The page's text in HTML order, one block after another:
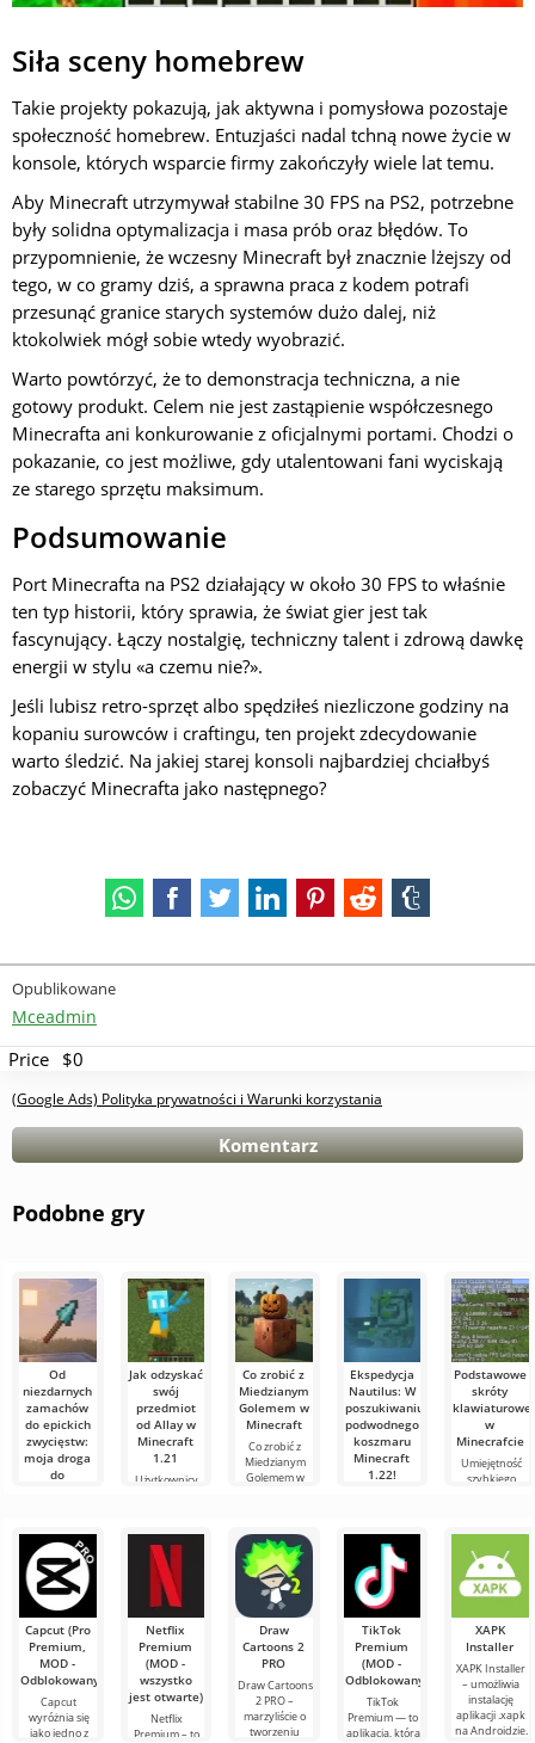
Siła sceny homebrew
Takie projekty pokazują, jak aktywna i pomysłowa pozostaje
społeczność homebrew. Entuzjaści nadal tchną nowe życie w
konsole, których wsparcie firmy zakończyły wiele lat temu.
Aby Minecraft utrzymywał stabilne 30 FPS na PS2, potrzebne
były solidna optymalizacja i masa prób oraz błędów. To
przypomnienie, że wczesny Minecraft był znacznie lżejszy od
tego, w co gramy dziś, a sprawna praca z kodem potrafi
przesunąć granice starych systemów dużo dalej, niż
ktokolwiek mógł sobie wtedy wyobrazić.
Warto powtórzyć, że to demonstracja techniczna, a nie
gotowy produkt. Celem nie jest zastąpienie współczesnego
Minecrafta ani konkurowanie z oficjalnymi portami. Chodzi o
pokazanie, co jest możliwe, gdy utalentowani fani wyciskają
ze starego sprzętu maksimum.
Podsumowanie
Port Minecrafta na PS2 działający w około 30 FPS to właśnie
ten typ historii, który sprawia, że świat gier jest tak
fascynujący. Łączy nostalgię, techniczny talent i zdrową dawkę
energii w stylu «a czemu nie?».
Jeśli lubisz retro-sprzęt albo spędziłeś niezliczone godziny na
kopaniu surowców i craftingu, ten projekt zdecydowanie
warto śledzić. Na jakiej starej konsoli najbardziej chciałbyś
zobaczyć Minecrafta jako następnego?
Opublikowane
Mceadmin
Price $0
(Google Ads) Polityka prywatności i Warunki korzystania
Komentarz
Podobne gry
Od
niezdarnych
zamachów
do epickich
zwycięstw:
moja droga
do
Minecraft
Witajcie,
eksperymentatorzy
świata
sześcianów!
Dziś
postanowiłem
założyć mój
wyimaginowany
biały
Jak odzyskać
swój
przedmiot
od Allay w
Minecraft
1.21
Użytkownicy
pomaga
zbierać
przedmioty i że
trzeba się z nim
Co zrobić z
Miedzianym
Golemem w
Minecraft
Co zrobić z
Miedzianym
Golemem w
zawsze coś się
dzieje: nowe
bloki,
Ekspedycja
Nautilus: W
poszukiwaniu
podwodnego
koszmaru
Minecraft
1.22!
Szczerze
mówiąc, wciąż
trzęsę się z
emocji, pisząc
te słowa. Dziś
Podstawowe
skróty
klawiaturowe
w
Minecrafcie
Umiejętność
szybkiego
zarządzania to
bardzo ważna
cecha w grze.
Capcut (Pro
Premium,
MOD -
Odblokowany)
Capcut
wyróżnia się
jako jedno z
Netflix
Premium
(MOD -
wszystko
jest otwarte)
Netflix
Premium – to
Draw
Cartoons 2
PRO
Draw Cartoons
2 PRO –
marzyliście o
tworzeniu
TikTok
Premium
(MOD -
Odblokowany)
TikTok
Premium — to
aplikacja, która
XAPK
Installer
XAPK Installer
– umożliwia
instalację
aplikacji .xapk
na Androidzie.